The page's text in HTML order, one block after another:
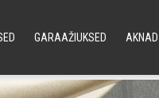
GARAAŽIUKSED AKNAD